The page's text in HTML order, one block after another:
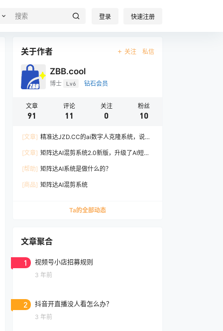
登录 快速注册
关于作者 关注 私信
ZBB.cool
博士 Lv6 钻石会员
文章
91
评论
11
关注
0
粉丝
10
[文章] 精准达JZD.CC的ai数字人克隆系统，说可
[文章] 矩阵达AI混剪系统2.0新版，升级了AI短视
[帮助] 矩阵达AI系统是做什么的？
[商品] 矩阵达AI混剪系统
Ta的全部动态
文章聚合
1 视频号小店招募规则
3 年前
2 抖音开直播没人看怎么办？
3 年前